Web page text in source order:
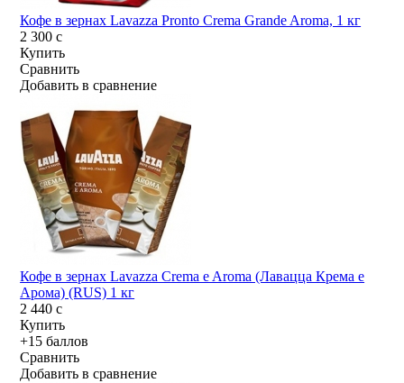
Кофе в зернах Lavazza Pronto Crema Grande Aroma, 1 кг
2 300c
Купить
Сравнить
Добавить в сравнение
Кофе в зернах Lavazza Crema e Aroma (Лавацца Крема е
Арома) (RUS) 1 кг
2 440c
Купить
+15 баллов
Сравнить
Добавить в сравнение